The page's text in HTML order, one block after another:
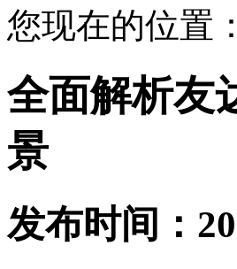
您现在的位置：
全面解析友
景
发布时间：